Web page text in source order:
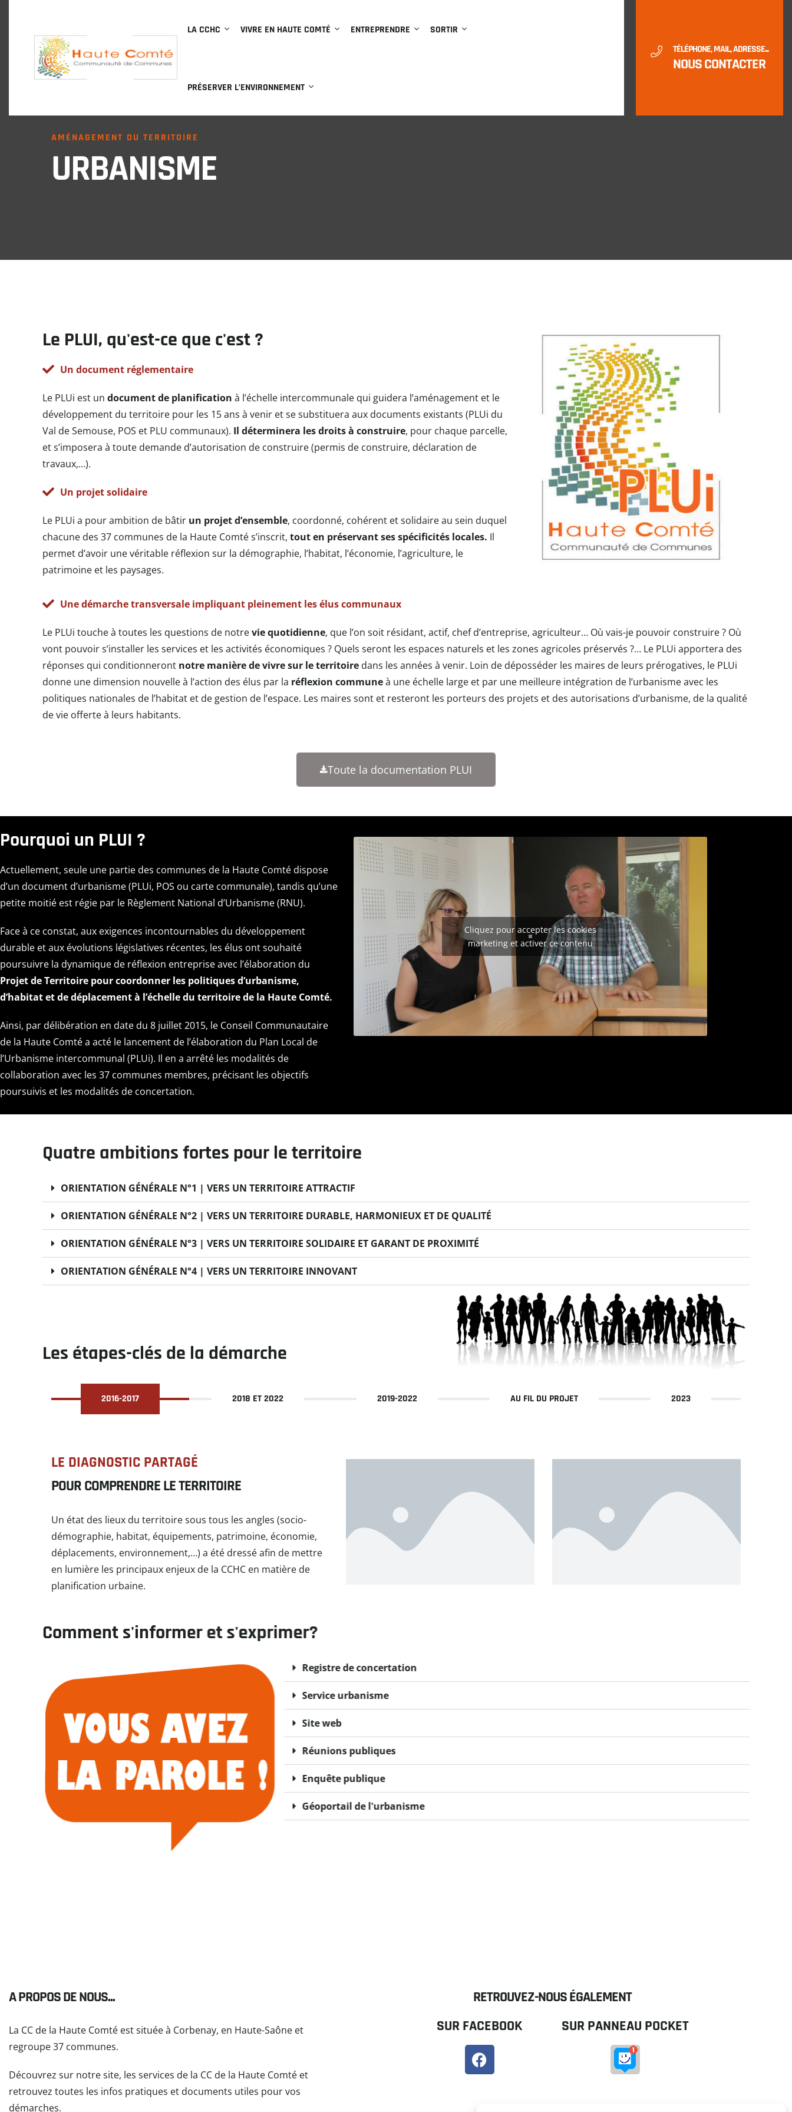
LA CCHC VIVRE EN HAUTE COMTÉ ENTREPRENDRE SORTIR
PRÉSERVER L’ENVIRONNEMENT
TÉLÉPHONE, MAIL, ADRESSE...
NOUS CONTACTER
AMÉNAGEMENT DU TERRITOIRE
URBANISME
Le PLUI, qu'est-ce que c'est ?
Un document réglementaire
Le PLUi est un document de planification à l’échelle intercommunale qui guidera l’aménagement et le
développement du territoire pour les 15 ans à venir et se substituera aux documents existants (PLUi du
Val de Semouse, POS et PLU communaux). Il déterminera les droits à construire, pour chaque parcelle,
et s’imposera à toute demande d’autorisation de construire (permis de construire, déclaration de
travaux,…).
Un projet solidaire
Le PLUi a pour ambition de bâtir un projet d’ensemble, coordonné, cohérent et solidaire au sein duquel
chacune des 37 communes de la Haute Comté s’inscrit, tout en préservant ses spécificités locales. Il
permet d’avoir une véritable réflexion sur la démographie, l’habitat, l’économie, l’agriculture, le
patrimoine et les paysages.
Une démarche transversale impliquant pleinement les élus communaux
Le PLUi touche à toutes les questions de notrevie quotidienne, que l’on soit résidant, actif, chef d’entreprise, agriculteur… Où vais-je pouvoir construire ? Où
vont pouvoir s’installer les services et les activités économiques ? Quels seront les espaces naturels et les zones agricoles préservés ?… Le PLUi apportera des
réponses qui conditionneront notre manière de vivre sur le territoire dans les années à venir. Loin de déposséder les maires de leurs prérogatives, le PLUi
donne une dimension nouvelle à l’action des élus par la réflexion communeà une échelle large et par une meilleure intégration de l’urbanisme avec les
politiques nationales de l’habitat et de gestion de l’espace. Les maires sont et resteront les porteurs des projets et des autorisations d’urbanisme, de la qualité
de vie offerte à leurs habitants.
Toute la documentation PLUI
Pourquoi un PLUI ?
Actuellement, seule une partie des communes de la Haute Comté dispose
d’un document d’urbanisme (PLUi, POS ou carte communale), tandis qu’une
petite moitié est régie par le Règlement National d’Urbanisme (RNU).
Face à ce constat, aux exigences incontournables du développement
durable et aux évolutions législatives récentes, les élus ont souhaité
poursuivre la dynamique de réflexion entreprise avec l’élaboration du
Projet de Territoire pour coordonner les politiques d’urbanisme,
d’habitat et de déplacement à l’échelle du territoire de la Haute Comté.
Ainsi, par délibération en date du 8 juillet 2015, le Conseil Communautaire
de la Haute Comté a acté le lancement de l’élaboration du Plan Local de
l’Urbanisme intercommunal (PLUi). Il en a arrêté les modalités de
collaboration avec les 37 communes membres, précisant les objectifs
poursuivis et les modalités de concertation.
Cliquez pour accepter les cookies
marketing et activer ce contenu
Quatre ambitions fortes pour le territoire
ORIENTATION GÉNÉRALE N°1 | VERS UN TERRITOIRE ATTRACTIF
ORIENTATION GÉNÉRALE N°2 | VERS UN TERRITOIRE DURABLE, HARMONIEUX ET DE QUALITÉ
ORIENTATION GÉNÉRALE N°3 | VERS UN TERRITOIRE SOLIDAIRE ET GARANT DE PROXIMITÉ
ORIENTATION GÉNÉRALE N°4 | VERS UN TERRITOIRE INNOVANT
Les étapes-clés de la démarche
2016-2017 2018 ET 2022 2019-2022 AU FIL DU PROJET 2023
LE DIAGNOSTIC PARTAGÉ
POUR COMPRENDRE LE TERRITOIRE
Un état des lieux du territoire sous tous les angles (socio-
démographie, habitat, équipements, patrimoine, économie,
déplacements, environnement,…) a été dressé afin de mettre
en lumière les principaux enjeux de la CCHC en matière de
planification urbaine.
Comment s'informer et s'exprimer?
Registre de concertation
Service urbanisme
Site web
Réunions publiques
Enquête publique
Géoportail de l'urbanisme
A PROPOS DE NOUS...
La CC de la Haute Comté est située à Corbenay, en Haute-Saône et
regroupe 37 communes.
Découvrez sur notre site, les services de la CC de la Haute Comté et
retrouvez toutes les infos pratiques et documents utiles pour vos
démarches.
RETROUVEZ-NOUS ÉGALEMENT
SUR FACEBOOK
SUR PANNEAU POCKET